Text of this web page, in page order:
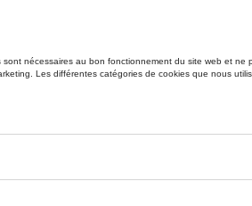
is momenteel niet op stock
Contacteer uw dealer